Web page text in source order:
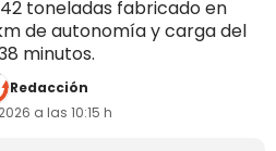
toneladas fabricado en
de autonomía y carga del
minutos.
Redacción
a las 10:15 h